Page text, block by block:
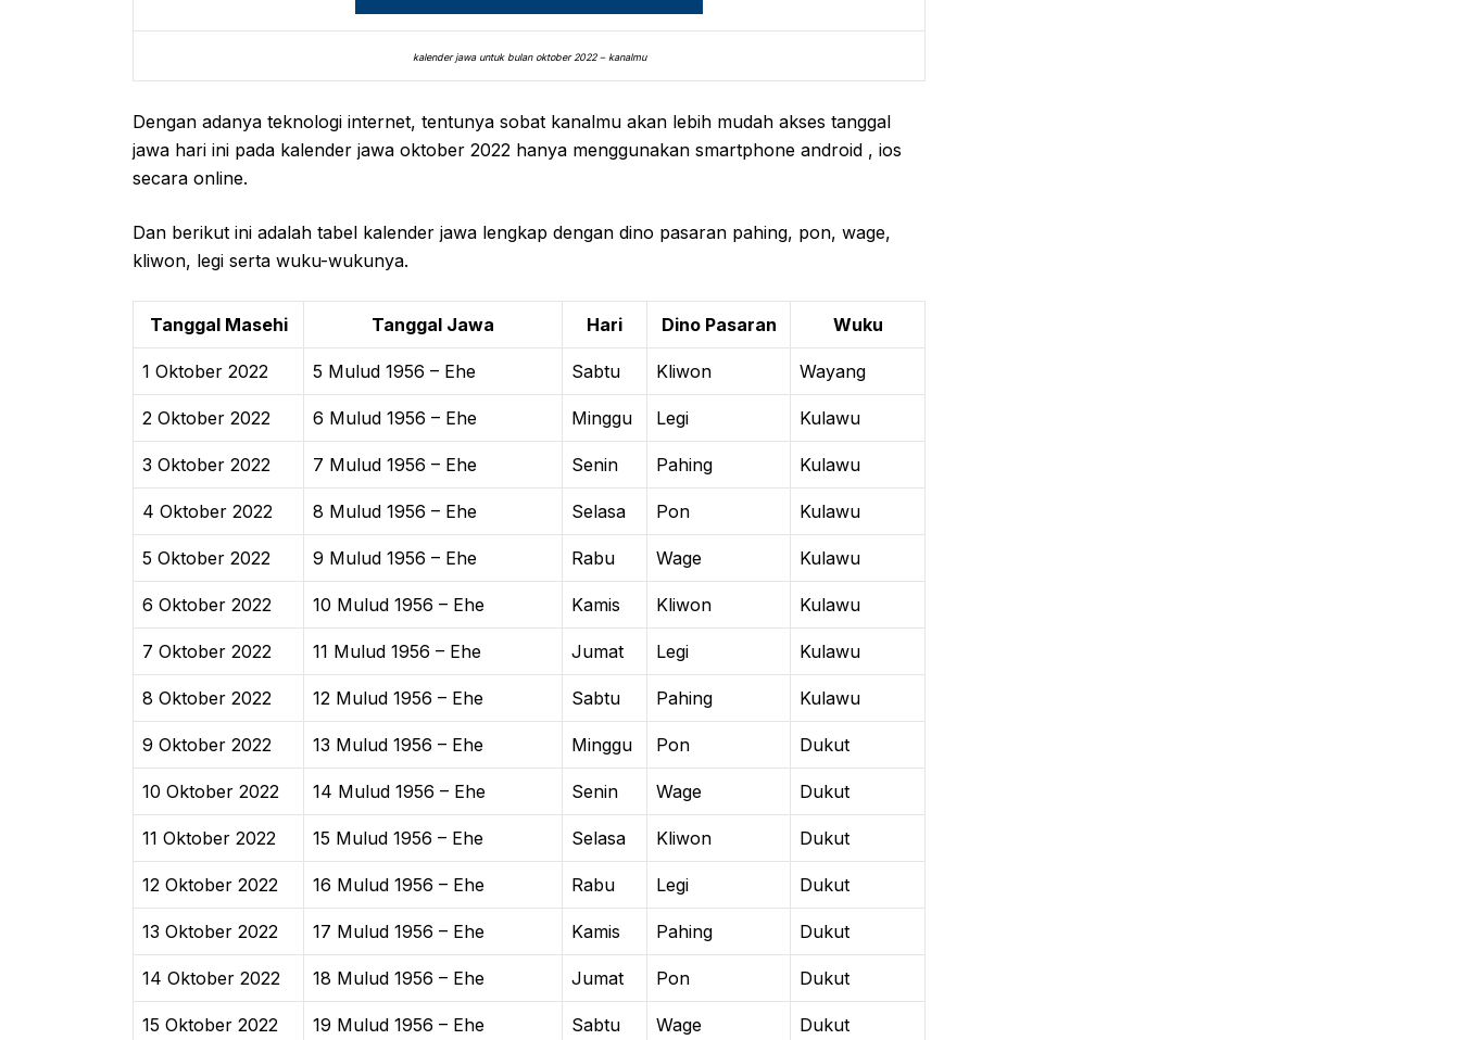
kalender jawa untuk bulan oktober 2022 – kanalmu
Dengan adanya teknologi internet, tentunya sobat kanalmu akan lebih mudah akses tanggal
jawa hari ini pada kalender jawa oktober 2022 hanya menggunakan smartphone android , ios
secara online.
Dan berikut ini adalah tabel kalender jawa lengkap dengan dino pasaran pahing, pon, wage,
kliwon, legi serta wuku-wukunya.
Tanggal Masehi Tanggal Jawa Hari Dino Pasaran Wuku
1 Oktober 2022 5 Mulud 1956 – Ehe Sabtu Kliwon Wayang
2 Oktober 2022 6 Mulud 1956 – Ehe Minggu Legi Kulawu
3 Oktober 2022 7 Mulud 1956 – Ehe Senin Pahing Kulawu
4 Oktober 2022 8 Mulud 1956 – Ehe Selasa Pon Kulawu
5 Oktober 2022 9 Mulud 1956 – Ehe Rabu Wage Kulawu
6 Oktober 2022 10 Mulud 1956 – Ehe Kamis Kliwon Kulawu
7 Oktober 2022 11 Mulud 1956 – Ehe Jumat Legi Kulawu
8 Oktober 2022 12 Mulud 1956 – Ehe Sabtu Pahing Kulawu
9 Oktober 2022 13 Mulud 1956 – Ehe Minggu Pon Dukut
10 Oktober 2022 14 Mulud 1956 – Ehe Senin Wage Dukut
11 Oktober 2022 15 Mulud 1956 – Ehe Selasa Kliwon Dukut
12 Oktober 2022 16 Mulud 1956 – Ehe Rabu Legi Dukut
13 Oktober 2022 17 Mulud 1956 – Ehe Kamis Pahing Dukut
14 Oktober 2022 18 Mulud 1956 – Ehe Jumat Pon Dukut
15 Oktober 2022 19 Mulud 1956 – Ehe Sabtu Wage Dukut